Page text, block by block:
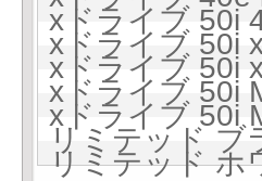
xドライブ
xドライブ
xドライブ
xドライブ 50i
xドライブ 50i
リミテッド
リミテッド